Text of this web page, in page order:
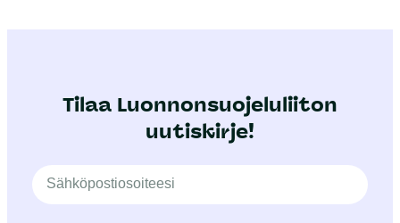
Tilaa Luonnonsuojeluliiton
uutiskirje!